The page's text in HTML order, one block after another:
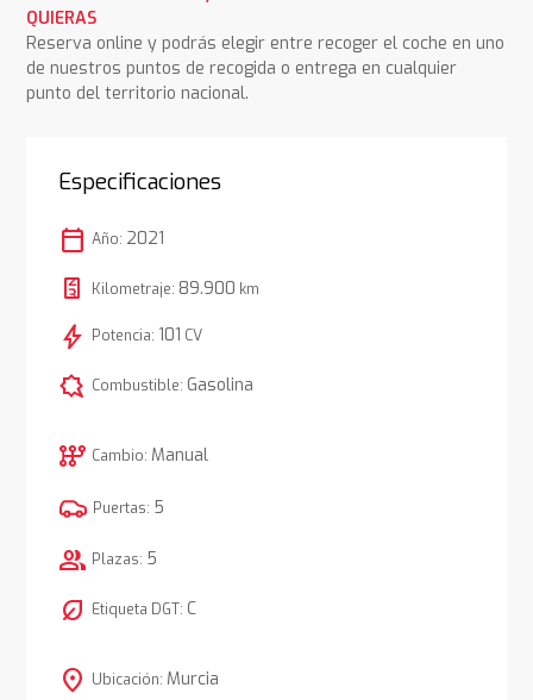
QUIERAS
Reserva online y podrás elegir entre recoger el coche en uno
de nuestros puntos de recogida o entrega en cualquier
punto del territorio nacional.
Especificaciones
calendar_today Año: 2021
Kilometraje: 89.900 km
bolt Potencia: 101 CV
comic_bubble Combustible: Gasolina
auto_transmission Cambio: Manual
Puertas: 5
group Plazas: 5
nest_eco_leaf Etiqueta DGT: C
location_on Ubicación: Murcia